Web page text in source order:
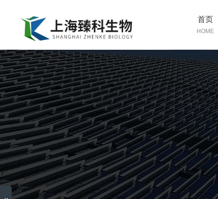
首页
HOME